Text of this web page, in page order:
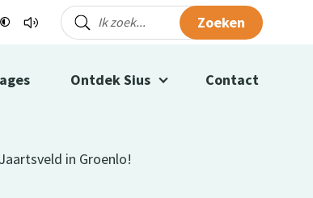
Zoeken
Ontdek Sius Contact
in Groenlo!